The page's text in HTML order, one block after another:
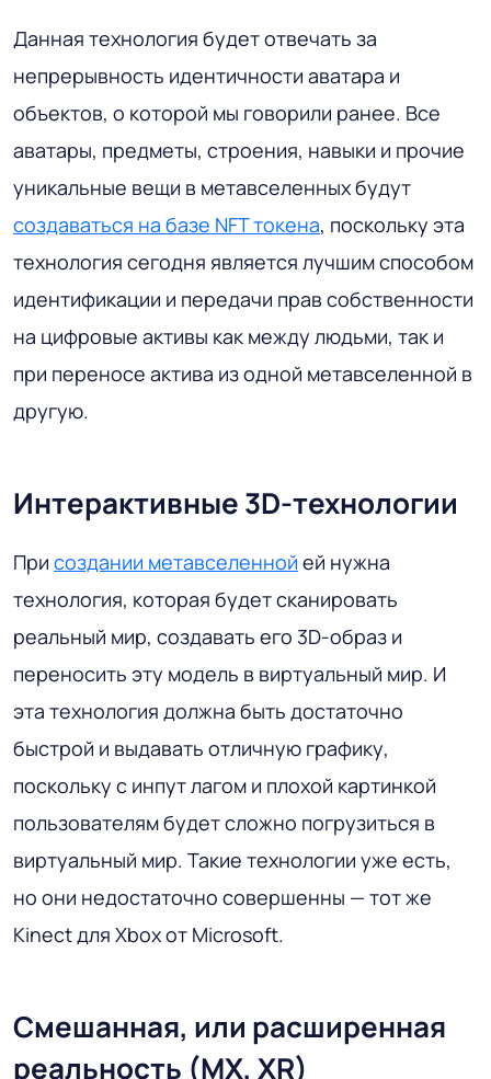
Данная технология будет отвечать за
непрерывность идентичности аватара и
объектов, о которой мы говорили ранее. Все
аватары, предметы, строения, навыки и прочие
уникальные вещи в метавселенных будут
создаваться на базе NFT токена, поскольку эта
технология сегодня является лучшим способом
идентификации и передачи прав собственности
на цифровые активы как между людьми, так и
при переносе актива из одной метавселенной в
другую.
Интерактивные 3D-технологии
При создании метавселенной ей нужна
технология, которая будет сканировать
реальный мир, создавать его 3D-образ и
переносить эту модель в виртуальный мир. И
эта технология должна быть достаточно
быстрой и выдавать отличную графику,
поскольку с инпут лагом и плохой картинкой
пользователям будет сложно погрузиться в
виртуальный мир. Такие технологии уже есть,
но они недостаточно совершенны — тот же
Kinect для Xbox от Microsoft.
Смешанная, или расширенная
реальность (MX, XR)